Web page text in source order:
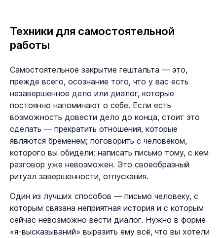
Техники для самостоятельной
работы
Самостоятельное закрытие гештальта — это,
прежде всего, осознание того, что у вас есть
незавершенное дело или диалог, которые
постоянно напоминают о себе. Если есть
возможность довести дело до конца, стоит это
сделать — прекратить отношения, которые
являются бременем; поговорить с человеком,
которого вы обидели; написать письмо тому, с кем
разговор уже невозможен. Это своеобразный
ритуал завершенности, отпускания.
Один из лучших способов — письмо человеку, с
которым связана неприятная история и с которым
сейчас невозможно вести диалог. Нужно в форме
«я-высказываний» выразить ему всё, что вы хотели